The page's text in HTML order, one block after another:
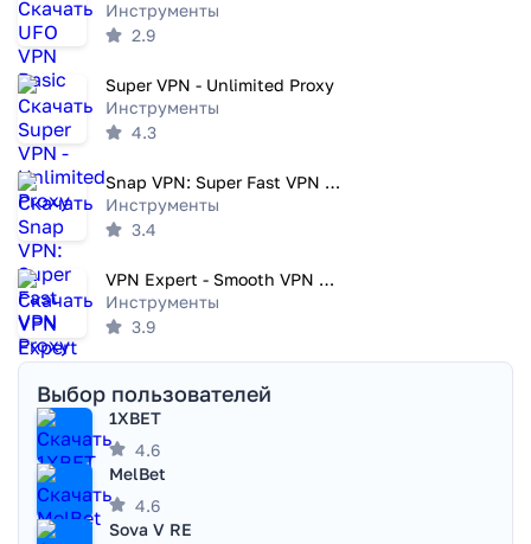
Инструменты
2.9
Super VPN - Unlimited Proxy
Инструменты
4.3
Snap VPN: Super Fast VPN Proxy
Инструменты
3.4
VPN Expert - Smooth VPN Proxy
Инструменты
3.9
Выбор пользователей
1XBET
4.6
MelBet
4.6
Sova V RE